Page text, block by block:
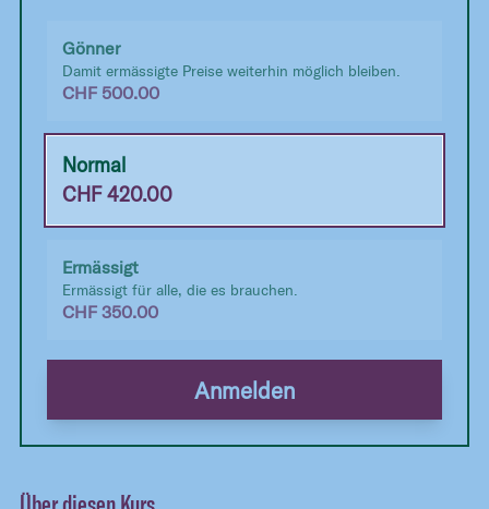
Gönner
Damit ermässigte Preise weiterhin möglich bleiben.
CHF 500.00
Normal
CHF420.00
Ermässigt
Ermässigt für alle, die es brauchen.
CHF350.00
Anmelden